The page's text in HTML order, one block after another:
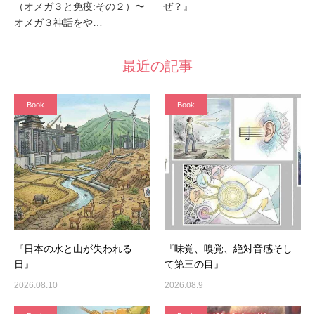
（オメガ３と免疫:その２）〜
オメガ３神話をや…
ぜ？』
最近の記事
Book
『日本の水と山が失われる
日』
2026.08.10
Book
『味覚、嗅覚、絶対音感そし
て第三の目』
2026.08.9